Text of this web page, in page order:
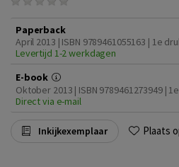
Paperback
April 2013 | ISBN 9789461055163 | 1e
Levertijd 1-2 werkdagen
E-book
Oktober 2013 | ISBN 9789461273949 |
Direct via e-mail
Inkijkexemplaar Plaats